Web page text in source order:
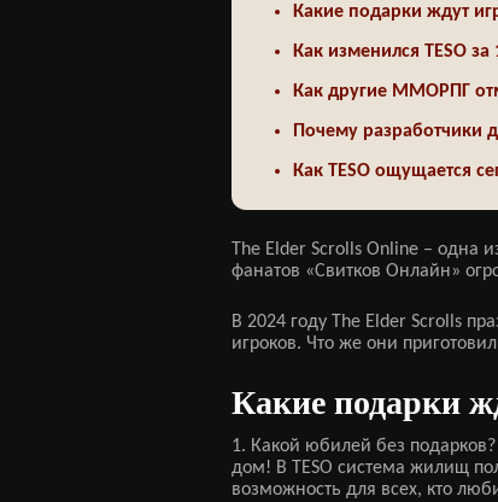
Какие подарки ждут
Как изменился TESO за
Как другие ММОРПГ
Почему разработчики
Как TESO ощущается
The Elder Scrolls Online – одна
фанатов «Свитков Онлайн»
В 2024 году The Elder Scrolls
игроков. Что же они
Какие подарки
1. Какой юбилей без
дом! В TESO система жилищ
возможность для всех, кто